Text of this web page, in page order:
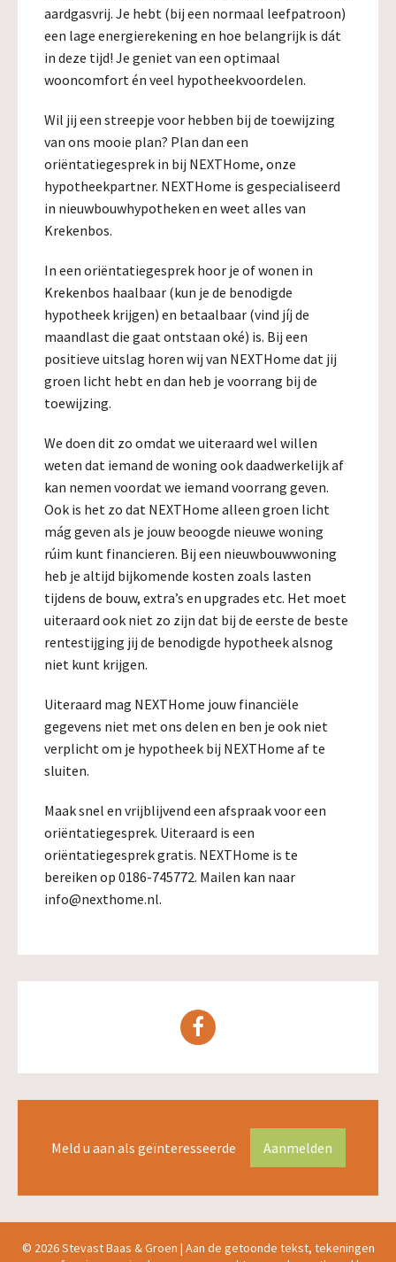
aardgasvrij. Je hebt (bij een normaal leefpatroon)
een lage energierekening en hoe belangrijk is dát
in deze tijd! Je geniet van een optimaal
wooncomfort én veel hypotheekvoordelen.
Wil jij een streepje voor hebben bij de toewijzing
van ons mooie plan? Plan dan een
oriëntatiegesprek in bij NEXTHome, onze
hypotheekpartner. NEXTHome is gespecialiseerd
in nieuwbouwhypotheken en weet alles van
Krekenbos.
In een oriëntatiegesprek hoor je of wonen in
Krekenbos haalbaar (kun je de benodigde
hypotheek krijgen) en betaalbaar (vind jíj de
maandlast die gaat ontstaan oké) is. Bij een
positieve uitslag horen wij van NEXTHome dat jij
groen licht hebt en dan heb je voorrang bij de
toewijzing.
We doen dit zo omdat we uiteraard wel willen
weten dat iemand de woning ook daadwerkelijk af
kan nemen voordat we iemand voorrang geven.
Ook is het zo dat NEXTHome alleen groen licht
mág geven als je jouw beoogde nieuwe woning
rúim kunt financieren. Bij een nieuwbouwwoning
heb je altijd bijkomende kosten zoals lasten
tijdens de bouw, extra’s en upgrades etc. Het moet
uiteraard ook niet zo zijn dat bij de eerste de beste
rentestijging jij de benodigde hypotheek alsnog
niet kunt krijgen.
Uiteraard mag NEXTHome jouw financiële
gegevens niet met ons delen en ben je ook niet
verplicht om je hypotheek bij NEXTHome af te
sluiten.
Maak snel en vrijblijvend een afspraak voor een
oriëntatiegesprek. Uiteraard is een
oriëntatiegesprek gratis. NEXTHome is te
bereiken op 0186-745772. Mailen kan naar
info@nexthome.nl.
Meld u aan als geïnteresseerde Aanmelden
© 2026 Stevast Baas & Groen | Aan de getoonde tekst, tekeningen